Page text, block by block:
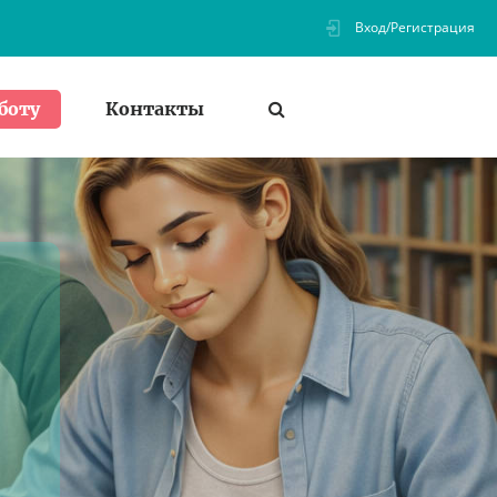
Вход/Регистрация
Контакты